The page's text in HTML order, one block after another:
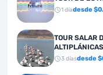
1díadesde $
TOUR SALAR
3díasdesde $